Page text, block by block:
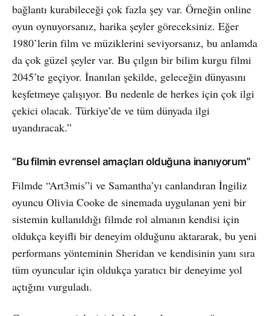
bağlantı kurabileceği çok fazla şey var. Örneğin online
oyun oynuyorsanız, harika şeyler göreceksiniz. Eğer
1980’lerin film ve müziklerini seviyorsanız, bu anlamda
da çok güzel şeyler var. Bu çılgın bir bilim kurgu filmi
2045’te geçiyor. İnanılan şekilde, geleceğin dünyasını
keşfetmeye çalışıyor. Bu nedenle de herkes için çok ilgi
çekici olacak. Türkiye’de ve tüm dünyada ilgi
uyandıracak.”
“Bu filmin evrensel amaçları olduğuna inanıyorum”
Filmde “Art3mis”i ve Samantha’yı canlandıran İngiliz
oyuncu Olivia Cooke de sinemada uygulanan yeni bir
sistemin kullanıldığı filmde rol almanın kendisi için
oldukça keyifli bir deneyim olduğunu aktararak, bu yeni
performans yönteminin Sheridan ve kendisinin yanı sıra
tüm oyuncular için oldukça yaratıcı bir deneyime yol
açtığını vurguladı.